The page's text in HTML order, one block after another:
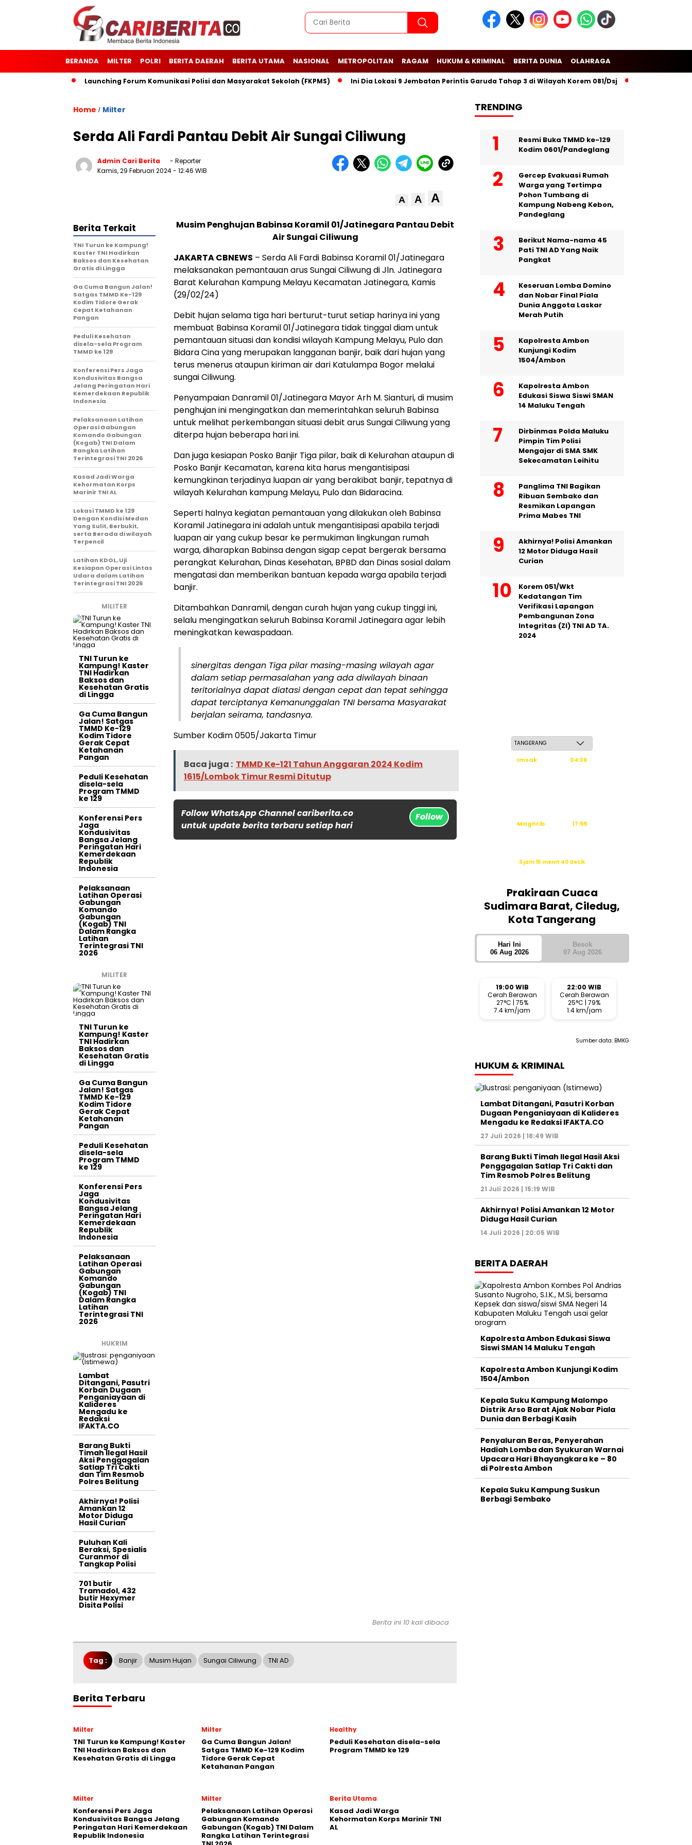
BERANDA MILTER POLRI BERITA DAERAH BERITA UTAMA NASIONAL METROPOLITAN RAGAM HUKUM & KRIMINAL BERITA DUNIA OLAHRAGA
Launching Forum Komunikasi Polisi dan Masyarakat Sekolah (FKPMS) Ini Dia Lokasi 9 Jembatan Perintis Garuda Tahap 3 di Wilayah Korem 081/Dsj Puslitbang Polri
Home / Milter
Serda Ali Fardi Pantau Debit Air Sungai Ciliwung
Admin Cari Berita
- Reporter
Kamis, 29 Februari 2024- 12:46 WIB
A A A
Musim Penghujan Babinsa Koramil 01/Jatinegara Pantau Debit
Air Sungai Ciliwung
JAKARTA CBNEWS – Serda Ali Fardi Babinsa Koramil 01/Jatinegara
melaksanakan pemantauan arus Sungai Ciliwung di Jln. Jatinegara
Barat Kelurahan Kampung Melayu Kecamatan Jatinegara, Kamis
(29/02/24)
Debit hujan selama tiga hari berturut-turut setiap harinya ini yang
membuat Babinsa Koramil 01/Jatinegara tidak tinggal diam untuk
pemantauan situasi dan kondisi wilayah Kampung Melayu, Pulo dan
Bidara Cina yang merupakan langganan banjir, baik dari hujan yang
terus menerus ataupun kiriman air dari Katulampa Bogor melalui
sungai Ciliwung.
Penyampaian Danramil 01/Jatinegara Mayor Arh M. Sianturi, di musim
penghujan ini mengingatkan dan memerintahkan seluruh Babinsa
untuk melihat perkembangan situasi debit arus Sungai Ciliwung yang
diterpa hujan beberapa hari ini.
Dan juga kesiapan Posko Banjir Tiga pilar, baik di Kelurahan ataupun di
Posko Banjir Kecamatan, karena kita harus mengantisipasi
kemungkinan terjadinya luapan air yang berakibat banjir, tepatnya di
wilayah Kelurahan kampung Melayu, Pulo dan Bidaracina.
Seperti halnya kegiatan pemantauan yang dilakukan oleh Babinsa
Koramil Jatinegara ini adalah untuk mengantisipasi apabila terjadi
luapan air yang cukup besar ke permukiman lingkungan rumah
warga, diharapkan Babinsa dengan sigap cepat bergerak bersama
perangkat Kelurahan, Dinas Kesehatan, BPBD dan Dinas sosial dalam
mengatasi dan memberikan bantuan kepada warga apabila terjadi
banjir.
Ditambahkan Danramil, dengan curah hujan yang cukup tinggi ini,
selalu mengingatkan seluruh Babinsa Koramil Jatinegara agar lebih
meningkatkan kewaspadaan.
sinergitas dengan Tiga pilar masing-masing wilayah agar
dalam setiap permasalahan yang ada diwilayah binaan
teritorialnya dapat diatasi dengan cepat dan tepat sehingga
dapat terciptanya Kemanunggalan TNI bersama Masyarakat
berjalan seirama, tandasnya.
Sumber Kodim 0505/Jakarta Timur
Baca juga : TMMD Ke-121 Tahun Anggaran 2024 Kodim
1615/Lombok Timur Resmi Ditutup
Follow WhatsApp Channel cariberita.co
untuk update berita terbaru setiap hari
Follow
Berita Terkait
TNI Turun ke Kampung!
Kaster TNI Hadirkan
Baksos dan Kesehatan
Gratis di Lingga
Ga Cuma Bangun Jalan!
Satgas TMMD Ke-129
Kodim Tidore Gerak
Cepat Ketahanan
Pangan
Peduli Kesehatan
disela-sela Program
TMMD ke 129
Konferensi Pers Jaga
Kondusivitas Bangsa
Jelang Peringatan Hari
Kemerdekaan Republik
Indonesia
Pelaksanaan Latihan
Operasi Gabungan
Komando Gabungan
(Kogab) TNI Dalam
Rangka Latihan
Terintegrasi TNI 2026
Kasad Jadi Warga
Kehormatan Korps
Marinir TNI AL
Lokasi TMMD ke 129
Dengan Kondisi Medan
Yang Sulit, Berbukit,
serta Berada di wilayah
Terpencil
Latihan KDOL, Uji
Kesiapan Operasi Lintas
Udara dalam Latihan
Terintegrasi TNI 2026
MILITER
TNI Turun ke
Kampung! Kaster
TNI Hadirkan
Baksos dan
Kesehatan Gratis
di Lingga
Ga Cuma Bangun
Jalan! Satgas
TMMD Ke-129
Kodim Tidore
Gerak Cepat
Ketahanan
Pangan
Peduli Kesehatan
disela-sela
Program TMMD
ke 129
Konferensi Pers
Jaga
Kondusivitas
Bangsa Jelang
Peringatan Hari
Kemerdekaan
Republik
Indonesia
Pelaksanaan
Latihan Operasi
Gabungan
Komando
Gabungan
(Kogab) TNI
Dalam Rangka
Latihan
Terintegrasi TNI
2026
MILITER
TNI Turun ke
Kampung! Kaster
TNI Hadirkan
Baksos dan
Kesehatan Gratis
di Lingga
Ga Cuma Bangun
Jalan! Satgas
TMMD Ke-129
Kodim Tidore
Gerak Cepat
Ketahanan
Pangan
Peduli Kesehatan
disela-sela
Program TMMD
ke 129
Konferensi Pers
Jaga
Kondusivitas
Bangsa Jelang
Peringatan Hari
Kemerdekaan
Republik
Indonesia
Pelaksanaan
Latihan Operasi
Gabungan
Komando
Gabungan
(Kogab) TNI
Dalam Rangka
Latihan
Terintegrasi TNI
2026
HUKRIM
Lambat
Ditangani, Pasutri
Korban Dugaan
Penganiayaan di
Kalideres
Mengadu ke
Redaksi
IFAKTA.CO
Barang Bukti
Timah Ilegal Hasil
Aksi Penggagalan
Satlap Tri Cakti
dan Tim Resmob
Polres Belitung
Akhirnya! Polisi
Amankan 12
Motor Diduga
Hasil Curian
Puluhan Kali
Beraksi, Spesialis
Curanmor di
Tangkap Polisi
701 butir
Tramadol, 432
butir Hexymer
Disita Polisi
Berita ini 10 kali dibaca
Tag : Banjir Musim Hujan Sungai Ciliwung TNI AD
Berita Terbaru
Milter
TNI Turun ke Kampung! Kaster
TNI Hadirkan Baksos dan
Kesehatan Gratis di Lingga
Milter
Ga Cuma Bangun Jalan!
Satgas TMMD Ke-129 Kodim
Tidore Gerak Cepat
Ketahanan Pangan
Healthy
Peduli Kesehatan disela-sela
Program TMMD ke 129
Milter
Konferensi Pers Jaga
Kondusivitas Bangsa Jelang
Peringatan Hari Kemerdekaan
Republik Indonesia
Milter
Pelaksanaan Latihan Operasi
Gabungan Komando
Gabungan (Kogab) TNI Dalam
Rangka Latihan Terintegrasi
Berita Utama
Kasad Jadi Warga
Kehormatan Korps Marinir TNI
AL
TRENDING
Resmi Buka TMMD ke-129
Kodim 0601/Pandeglang
Gercep Evakuasi Rumah
Warga yang Tertimpa
Pohon Tumbang di
Kampung Nabeng Kebon,
Pandeglang
Berikut Nama-nama 45
Pati TNI AD Yang Naik
Pangkat
Keseruan Lomba Domino
dan Nobar Final Piala
Dunia Anggota Laskar
Merah Putih
Kapolresta Ambon
Kunjungi Kodim
1504/Ambon
Kapolresta Ambon
Edukasi Siswa Siswi SMAN
14 Maluku Tengah
Dirbinmas Polda Maluku
Pimpin Tim Polisi
Mengajar di SMA SMK
Sekecamatan Leihitu
Panglima TNI Bagikan
Ribuan Sembako dan
Resmikan Lapangan
Prima Mabes TNI
Akhirnya! Polisi Amankan
12 Motor Diduga Hasil
Curian
Korem 051/Wkt
Kedatangan Tim
Verifikasi Lapangan
Pembangunan Zona
Integritas (ZI) TNI AD TA.
2024
Imsak
04:36
Maghrib
17:59
3 jam 15 menit 39 detik
Prakiraan Cuaca
Sudimara Barat, Ciledug,
Kota Tangerang
Hari Ini
06 Aug 2026
Besok
07 Aug 2026
19:00 WIB
Cerah Berawan
27°C | 75%
7.4 km/jam
22:00 WIB
Cerah Berawan
25°C | 79%
1.4 km/jam
Sumber data: BMKG
HUKUM & KRIMINAL
Lambat Ditangani, Pasutri Korban
Dugaan Penganiayaan di Kalideres
Mengadu ke Redaksi IFAKTA.CO
27 Juli 2026 | 18:49 WIB
Barang Bukti Timah Ilegal Hasil Aksi
Penggagalan Satlap Tri Cakti dan
Tim Resmob Polres Belitung
21 Juli 2026 | 15:19 WIB
Akhirnya! Polisi Amankan 12 Motor
Diduga Hasil Curian
14 Juli 2026 | 20:05 WIB
BERITA DAERAH
Kapolresta Ambon Edukasi Siswa
Siswi SMAN 14 Maluku Tengah
Kapolresta Ambon Kunjungi Kodim
1504/Ambon
Kepala Suku Kampung Malompo
Distrik Arso Barat Ajak Nobar Piala
Dunia dan Berbagi Kasih
Penyaluran Beras, Penyerahan
Hadiah Lomba dan Syukuran Warnai
Upacara Hari Bhayangkara ke – 80
di Polresta Ambon
Kepala Suku Kampung Suskun
Berbagi Sembako